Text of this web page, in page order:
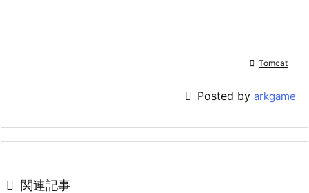
 Tomcat
 Posted by arkgame
 関連記事